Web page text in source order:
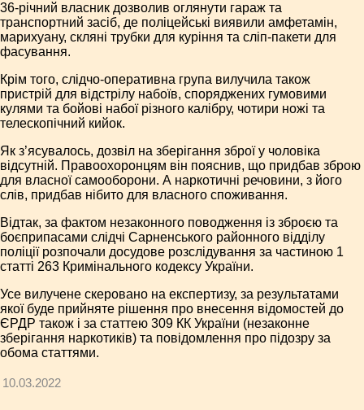
36-річний власник дозволив оглянути гараж та
транспортний засіб, де поліцейські виявили амфетамін,
марихуану, скляні трубки для куріння та сліп-пакети для
фасування.
Крім того, слідчо-оперативна група вилучила також
пристрій для відстрілу набоїв, споряджених гумовими
кулями та бойові набої різного калібру, чотири ножі та
телескопічний кийок.
Як з’ясувалось, дозвіл на зберігання зброї у чоловіка
відсутній. Правоохоронцям він пояснив, що придбав зброю
для власної самооборони. А наркотичні речовини, з його
слів, придбав нібито для власного споживання.
Відтак, за фактом незаконного поводження із зброєю та
боєприпасами слідчі Сарненського районного відділу
поліції розпочали досудове розслідування за частиною 1
статті 263 Кримінального кодексу України.
Усе вилучене скеровано на експертизу, за результатами
якої буде прийняте рішення про внесення відомостей до
ЄРДР також і за статтею 309 КК України (незаконне
зберігання наркотиків) та повідомлення про підозру за
обома статтями.
10.03.2022